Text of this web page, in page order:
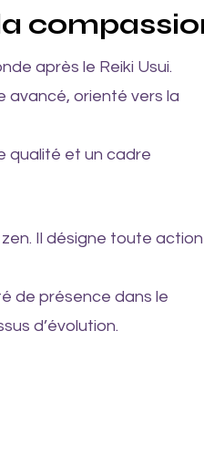
après le Reiki Usui.
avancé, orienté vers la
qualité et un cadre
Il désigne toute action
de présence dans le
d’évolution.